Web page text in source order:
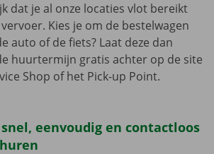
dat je al onze locaties vlot bereikt
Kies je om de bestelwagen
auto of de fiets? Laat deze dan
huurtermijn gratis achter op de site
Shop of het Pick-up Point.
snel, eenvoudig en contactloos